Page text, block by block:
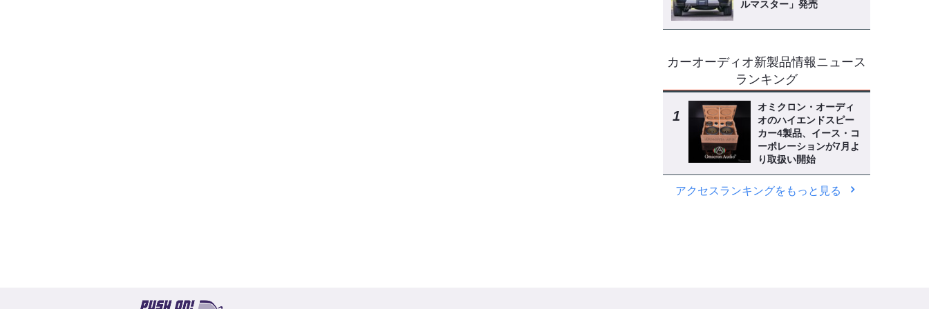
ルマスター」発売
カーオーディオ新製品情報ニュース
ランキング
オミクロン・オーディ
オのハイエンドスピー
カー4製品、イース・コ
ーポレーションが7月よ
り取扱い開始
アクセスランキングをもっと見る